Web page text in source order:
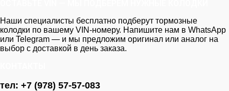
Наши специалисты бесплатно подберут тормозные
колодки по вашему VIN‑номеру. Напишите нам в WhatsApp
или Telegram — и мы предложим оригинал или аналог на
выбор с доставкой в день заказа.
тел: +7 (978) 57-57-083